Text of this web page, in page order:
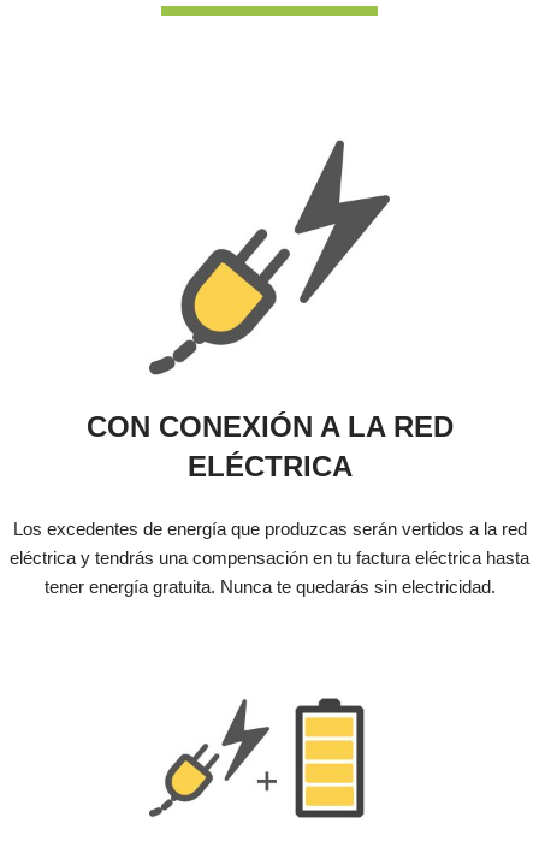
CON CONEXIÓN A LA RED
ELÉCTRICA
Los excedentes de energía que produzcas serán vertidos a la red
eléctrica y tendrás una compensación en tu factura eléctrica hasta
tener energía gratuita. Nunca te quedarás sin electricidad.